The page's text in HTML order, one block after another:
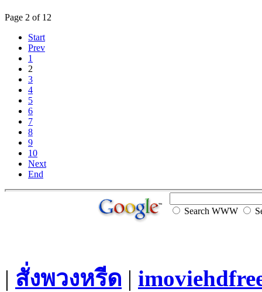
Page 2 of 12
Start
Prev
1
2
3
4
5
6
7
8
9
10
Next
End
Search WWW
| สั่งพวงหรีด |